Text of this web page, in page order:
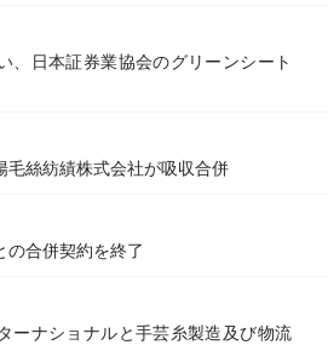
、日本証券業協会のグリーンシート
毛絲紡績株式会社が吸収合併
の合併契約を終了
ーナショナルと手芸糸製造及び物流